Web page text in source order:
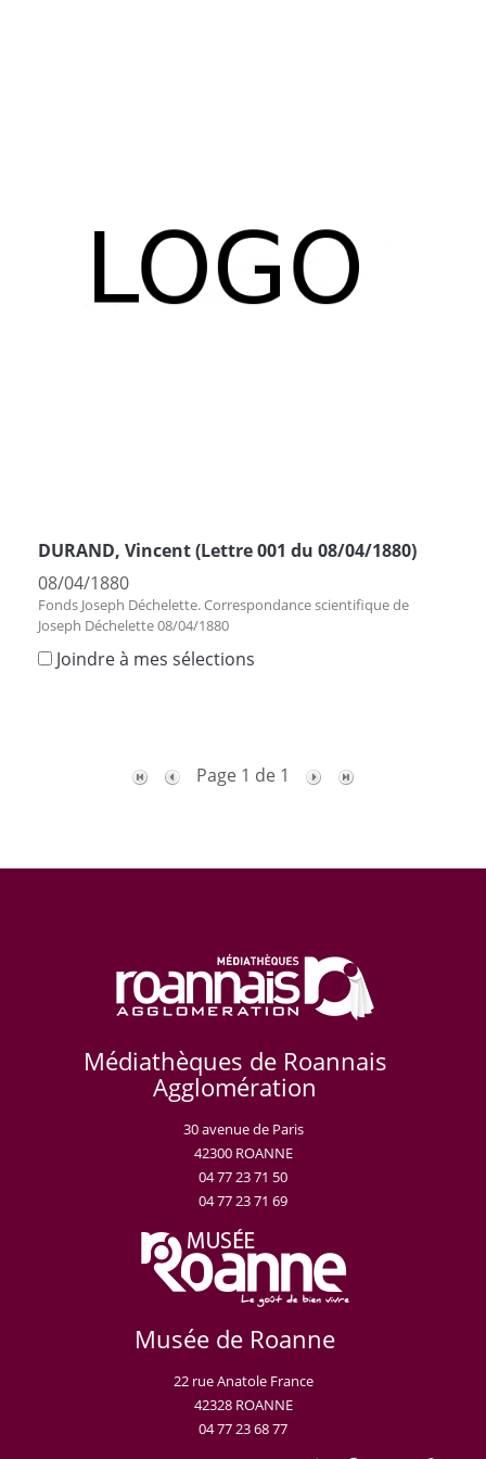
DURAND, Vincent (Lettre 001 du 08/04/1880)
08/04/1880
Fonds Joseph Déchelette. Correspondance scientifique de
Joseph Déchelette 08/04/1880
Joindre à mes sélections
Page 1 de 1
Médiathèques de Roannais
Agglomération
30 avenue de Paris
42300 ROANNE
04 77 23 71 50
04 77 23 71 69
Musée de Roanne
22 rue Anatole France
42328 ROANNE
04 77 23 68 77